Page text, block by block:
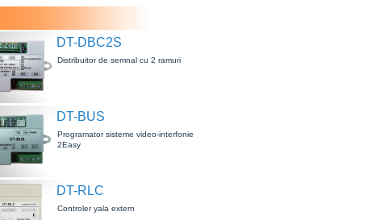
DT-DBC2S
Distribuitor de semnal cu 2 ramuri
DT-BUS
Programator sisteme video-interfonie
2Easy
DT-RLC
Controler yala extern